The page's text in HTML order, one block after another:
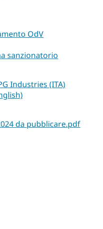
OdV
sanzionatorio
Industries (ITA)
da pubblicare.pdf